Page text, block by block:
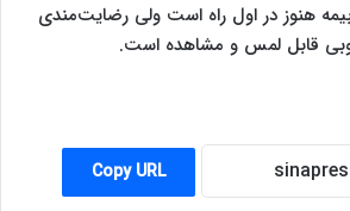
هنوز در اول راه است ولی رضایت‌مندی
قابل لمس و مشاهده است.
Copy URL